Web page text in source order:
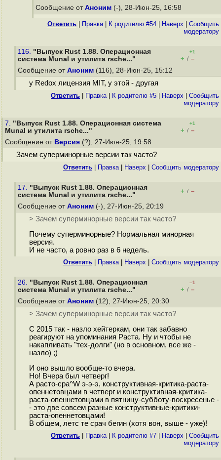
Сообщение от Аноним (-), 28-Июн-25, 16:58
Ответить Правка| К родителю #54 Наверх
Cообщить
модератору
116. "Выпуск Rust 1.88. Операционная
система Munal и утилита rsche..."
+1
+ / –
Сообщение от Аноним (116), 28-Июн-25, 15:12
у Redox лицензия MIT, у этой - другая
Ответить Правка| К родителю #5 Наверх
Cообщить
модератору
7. "Выпуск Rust 1.88. Операционная система
Munal и утилита rsche..."
+1
+ / –
Сообщение от Версия (?), 27-Июн-25, 19:58
Зачем суперминорные версии так часто?
Ответить Правка| Наверх Cообщить модератору
17. "Выпуск Rust 1.88. Операционная
система Munal и утилита rsche..."
+ / –
Сообщение от Аноним (-), 27-Июн-25, 20:19
> Зачем суперминорные версии так часто?
Почему суперминорные? Нормальная минорная
версия.
И не часто, а ровно раз в 6 недель.
Ответить Правка| Наверх Cообщить модератору
26. "Выпуск Rust 1.88. Операционная
система Munal и утилита rsche..."
–1
+ / –
Сообщение от Аноним (12), 27-Июн-25, 20:30
> Зачем суперминорные версии так часто?
С 2015 так - назло хейтеркам, они так забавно
реагируют на упоминания Раста. Ну и чтобы не
накапливать "тех-долги" (но в основном, все же -
назло) ;)
И оно вышло вообще-то вчера.
Но! Вчера был четверг!
А расто-сра^W э-э-э, конструктивная-критика-раста-
опеннетовцами в четверг и конструктивная-критика-
раста-опеннетовцами в пятницу-субботу-воскресенье -
- это две совсем разные конструктивные-критики-
раста-опеннетовцами!
В общем, летс те срач бегин (хотя вон, выше - уже)!
Ответить Правка| К родителю #7 Наверх
Cообщить
модератору